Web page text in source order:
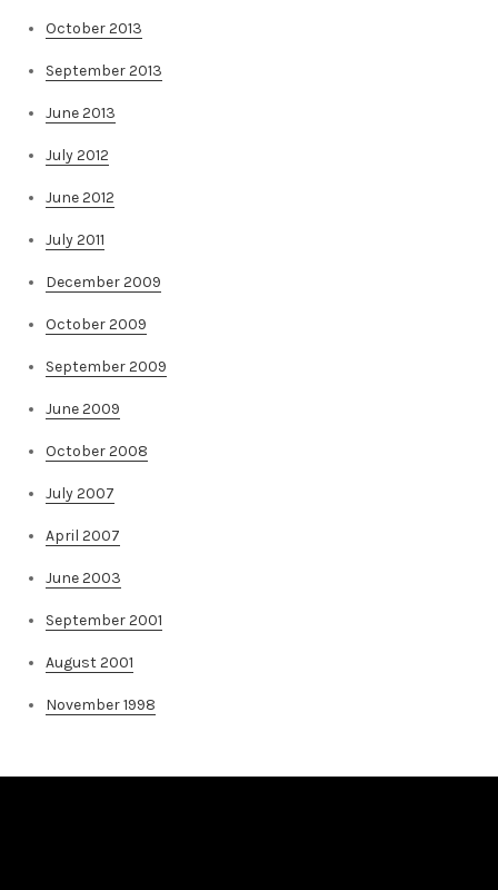
October 2013
September 2013
June 2013
July 2012
June 2012
July 2011
December 2009
October 2009
September 2009
June 2009
October 2008
July 2007
April 2007
June 2003
September 2001
August 2001
November 1998